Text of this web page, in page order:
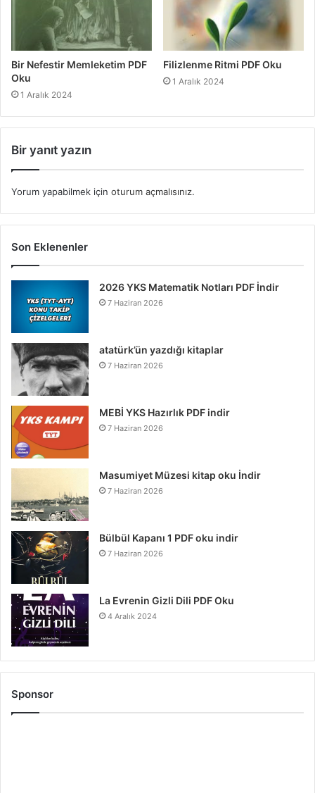
Bir Nefestir Memleketim PDF
Oku
1 Aralık 2024
Filizlenme Ritmi PDF Oku
1 Aralık 2024
Bir yanıt yazın
Yorum yapabilmek için oturum açmalısınız.
Son Eklenenler
2026 YKS Matematik Notları PDF İndir
7 Haziran 2026
atatürk’ün yazdığı kitaplar
7 Haziran 2026
MEBİ YKS Hazırlık PDF indir
7 Haziran 2026
Masumiyet Müzesi kitap oku İndir
7 Haziran 2026
Bülbül Kapanı 1 PDF oku indir
7 Haziran 2026
La Evrenin Gizli Dili PDF Oku
4 Aralık 2024
Sponsor